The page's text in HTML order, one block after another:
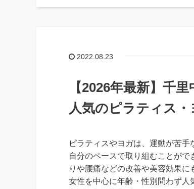
2022.08.23
【2026年最新】千
人気のピラティス・
ピラティスやヨガは、運動が苦手
自分のペースで取り組むことがで
りや腰痛などの改善や美容効果に
女性を中心に年齢・性別問わず人